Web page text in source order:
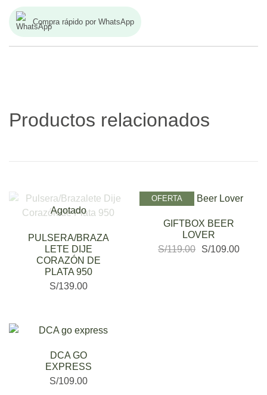
Compra rápido por WhatsApp
Productos relacionados
Agotado
PULSERA/BRAZA
LETE DIJE
CORAZÓN DE
PLATA 950
S/139.00
OFERTA
GIFTBOX BEER
LOVER
S/119.00 S/109.00
DCA GO
EXPRESS
S/109.00